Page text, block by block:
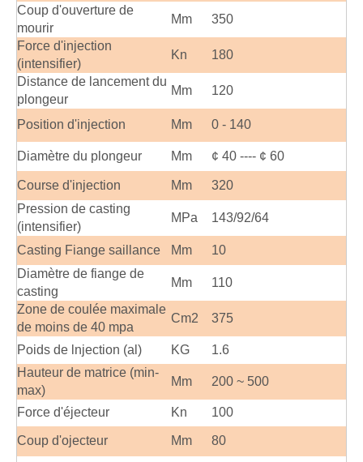
Coup d'ouverture de
mourir
Mm
350
Force d'injection
(intensifier)
Kn
180
Distance de lancement du
plongeur
Mm 120
Position d'injection Mm 0 - 140
Diamètre du plongeur Mm ¢ 40 ---- ¢ 60
Course d'injection Mm
320
Pression de casting
(intensifier)
MPa 143/92/64
Casting Fiange saillance Mm
10
Diamètre de fiange de
casting
Mm
110
Zone de coulée maximale
de moins de 40 mpa
Cm2 375
Poids de lnjection (al) KG
1.6
Hauteur de matrice (min-
max)
Mm 200 ~ 500
Force d'éjecteur Kn 100
Coup d'ojecteur Mm 80